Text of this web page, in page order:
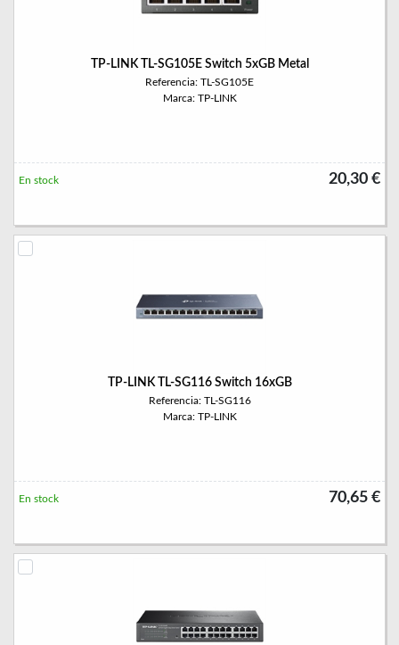
TP-LINK TL-SG105E Switch 5xGB Metal
Referencia: TL-SG105E
Marca: TP-LINK
20,30 €
En stock
TP-LINK TL-SG116 Switch 16xGB
Referencia: TL-SG116
Marca: TP-LINK
70,65 €
En stock